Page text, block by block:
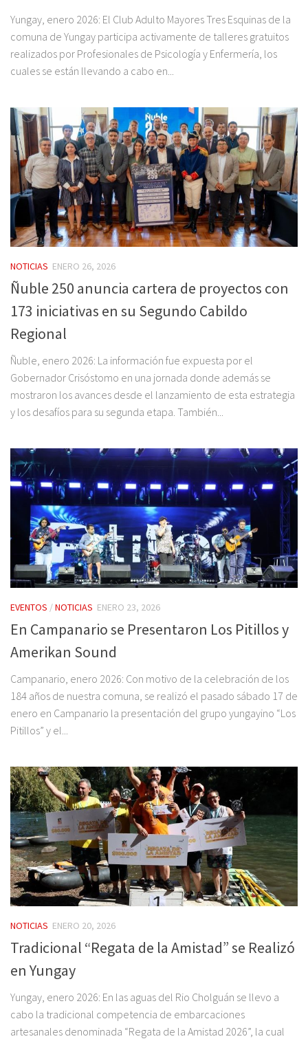
Yungay, enero 2026: El Club Adulto Mayores Tres Esquinas de la
comuna de Yungay participa activamente de talleres gratuitos
realizados por Profesionales de Psicología y Enfermería, los
cuales se están llevando a cabo en...
NOTICIAS ENERO 26, 2026
Ñuble 250 anuncia cartera de proyectos con
173 iniciativas en su Segundo Cabildo
Regional
Ñuble, enero 2026: La información fue expuesta por el
Gobernador Crisóstomo en una jornada donde además se
mostraron los avances desde el lanzamiento de esta estrategia
y los desafíos para su segunda etapa. También...
EVENTOS /NOTICIAS ENERO 23, 2026
En Campanario se Presentaron Los Pitillos y
Amerikan Sound
Campanario, enero 2026: Con motivo de la celebración de los
184 años de nuestra comuna, se realizó el pasado sábado 17 de
enero en Campanario la presentación del grupo yungayino “Los
Pitillos” y el...
NOTICIAS ENERO 20, 2026
Tradicional “Regata de la Amistad” se Realizó
en Yungay
Yungay, enero 2026: En las aguas del Rio Cholguán se llevo a
cabo la tradicional competencia de embarcaciones
artesanales denominada “Regata de la Amistad 2026”, la cual